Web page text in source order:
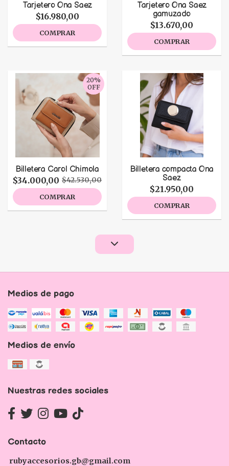
Tarjetero Ona Saez
$16.980,00
COMPRAR
Tarjetero Ona Saez
gamuzado
$13.670,00
COMPRAR
20%
OFF
Billetera Carol Chimola
$34.000,00 $42.530,00
COMPRAR
Billetera compacta Ona
Saez
$21.950,00
COMPRAR
Medios de pago
Medios de envío
Nuestras redes sociales
Contacto
rubyaccesorios.gb@gmail.com